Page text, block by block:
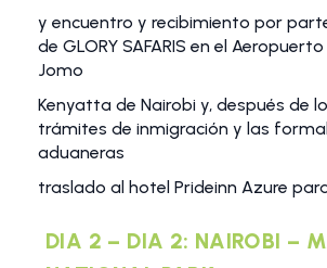
y encuentro y recibimiento por
de GLORY SAFARIS en el
Jomo
Kenyatta de Nairobi y, después de
trámites de inmigración y las
aduaneras
traslado al hotel Prideinn Azure
DIA 2 – DIA 2: NAIROBI –